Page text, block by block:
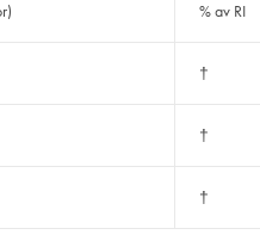
% av RI
†
†
†